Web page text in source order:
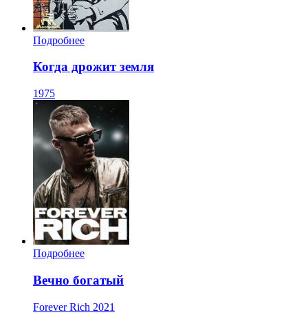
Подробнее
Когда дрожит земля
1975
Подробнее
Вечно богатый
Forever Rich 2021